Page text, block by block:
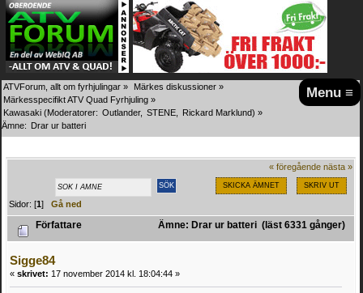
Menu ≡
ATVForum, allt om fyrhjulingar » Märkes diskussioner »
Märkesspecifikt ATV Quad Fyrhjuling »
Kawasaki (Moderatorer: Outlander, STENE Rickard Marklund) »
Ämne: Drar ur batteri
« föregående nästa »
SKICKA ÄMNET SKRIV UT
Sidor: [1]Gå ned
Författare Ämne: Drar ur batteri (läst 6331 gånger)
Sigge84
« skrivet: 17 november 2014 kl. 18:04:44 »